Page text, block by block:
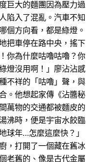
巨大的麵團因為壓力過
陷入了混亂。汽車不知
個方向看，都是綠燈。
把車停在路中央，搖下
你為什麼咕嚕咕嚕？你
燈沒用啊！」廖沾沾感
不祥的「咕嚕」聲，與
。他想起家傳《沾醬秘
萬物的交通都被麵皮的
沸時，便是宇宙水餃臨
球年…怎麼這麼快？」
，打開了一個藏在舊冰
老舊的、像是古代金屬